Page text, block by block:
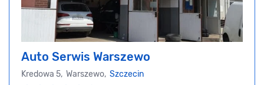
Auto Serwis Warszewo
Kredowa 5, Warszewo, Szczecin